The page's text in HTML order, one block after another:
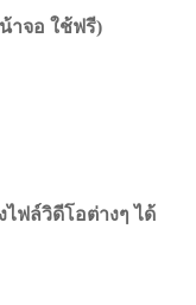
าจอ ใช้ฟรี)
ไฟล์วิดีโอต่างๆ ได้